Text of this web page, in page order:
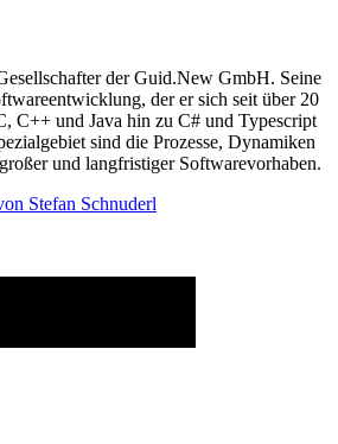
der Guid.New GmbH. Seine
der er sich seit über 20
C++ und Java hin zu C# und Typescript
sind die Prozesse, Dynamiken
und langfristiger Softwarevorhaben.
Stefan Schnuderl